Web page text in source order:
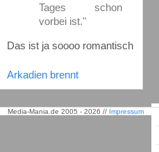
Tages schon
vorbei ist."
Das ist ja soooo romantisch
Arkadien brennt
Media-Mania.de 2005 - 2026 // Impressum